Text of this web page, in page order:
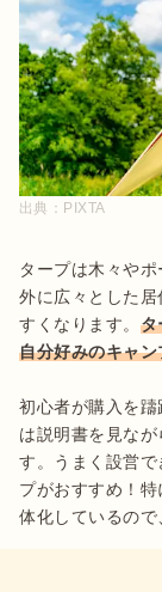
出典： PIXTA
タープは木々や
外に広々とした
すくなります。 タ
自分好みのキャ
初心者が購入を
は説明書を見な
す。うまく設営
プがおすすめ！
体化しているので